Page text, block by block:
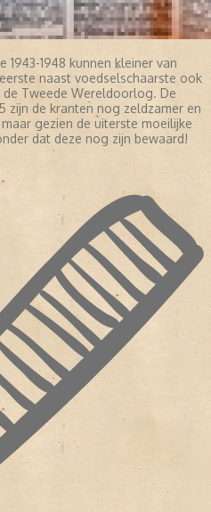
1943-1948 kunnen kleiner van
naast voedselschaarste ook
Tweede Wereldoorlog. De
zijn de kranten nog zeldzamer en
gezien de uiterste moeilijke
dat deze nog zijn bewaard!